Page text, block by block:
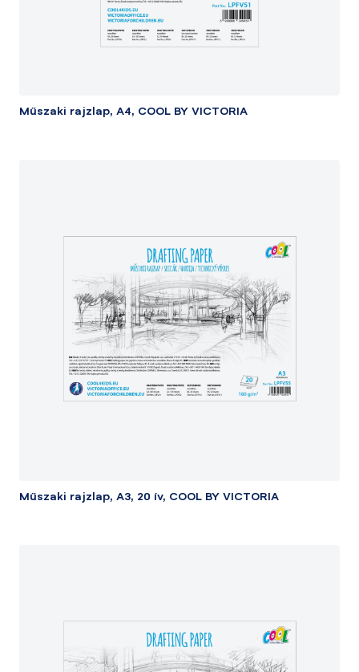
Műszaki rajzlap, A4, COOL BY VICTORIA
Műszaki rajzlap, A3, 20 ív, COOL BY VICTORIA